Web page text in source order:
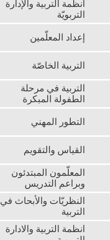
أنظمة التربية والإدارة
التربويّة
إعداد المعلّمين
التربية الخاصّة
التربية في مرحلة
الطفولة المبكرة
التطور المهني
القياس والتقويم
المعلّمون المبتدئون
وبراعم التدريس
النظريّات والأبحاث في
التربية
انظمة التربية والادارة